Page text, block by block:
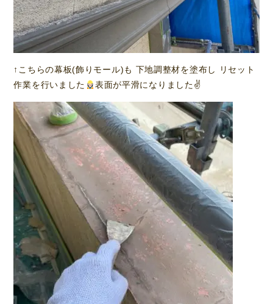
↑こちらの幕板(飾りモール)も 下地調整材を塗布し リセット
作業を行いました
表面が平滑になりました✌